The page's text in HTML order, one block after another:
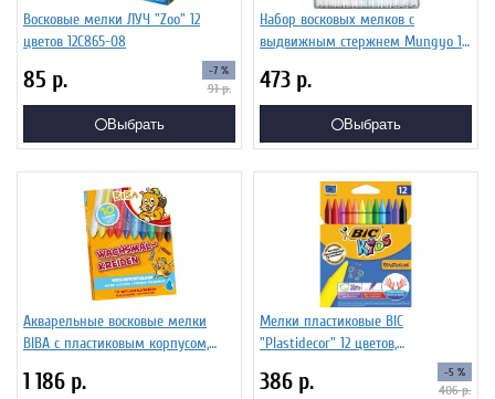
Восковые мелки ЛУЧ "Zoo" 12
цветов 12С865-08
85 р. -7 %
91р.
Выбрать
Набор восковых мелков с
выдвижным стержнем Mungyo 12
473 р.
Выбрать
Акварельные восковые мелки
BIBA с пластиковым корпусом,
1 186 р.
Мелки пластиковые BIC
"Plastidecor" 12 цветов,
386 р. -5 %
406р.